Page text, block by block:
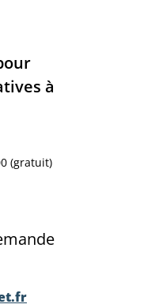
à
(gratuit)